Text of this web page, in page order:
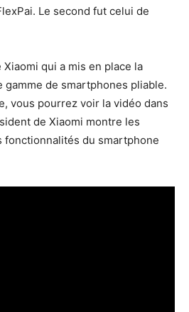
Le second fut celui de
qui a mis en place la
gamme de smartphones pliable.
vous pourrez voir la vidéo dans
de Xiaomi montre les
fonctionnalités du smartphone